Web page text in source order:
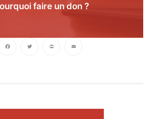
faire un don ?